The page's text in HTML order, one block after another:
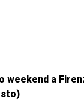
weekend a